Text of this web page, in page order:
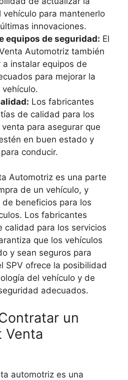
vehículo para mantenerlo
innovaciones.
equipos de seguridad: El
Automotriz también
instalar equipos de
para mejorar la
Los fabricantes
de calidad para los
para asegurar que
en buen estado y
conducir.
Automotriz es una parte
de un vehículo, y
beneficios para los
Los fabricantes
calidad para los servicios
que los vehículos
y sean seguros para
SPV ofrece la posibilidad
del vehículo y de
adecuados.
un
Venta
automotriz es una